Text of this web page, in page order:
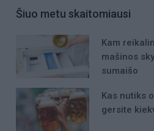
Šiuo metu skaitomiausi
Kam
mašinos
sumaišo
Kas nutiks
gersite